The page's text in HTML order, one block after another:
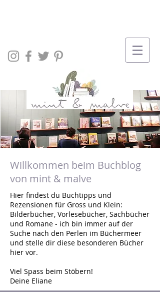
Willkommen beim Buchblog
von mint & malve
Hier findest du Buchtipps und
Rezensionen für Gross und Klein:
Bilderbücher, Vorlesebücher, Sachbücher
und Romane - ich bin immer auf der
Suche nach den Perlen im Büchermeer
und stelle dir diese besonderen Bücher
hier vor.
Viel Spass beim Stöbern!
Deine Eliane